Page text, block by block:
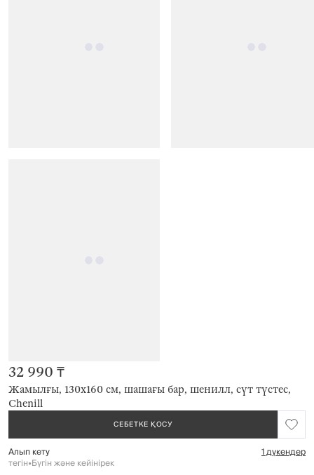
Жамылғы, 130х160 см, шашағы бар, шенилл, сүт түстес,
Chenill
32 990 ₸
СЕБЕТКЕ ҚОСУ
Алып кету 1 дүкендер
тегін•Бүгін және кейінірек